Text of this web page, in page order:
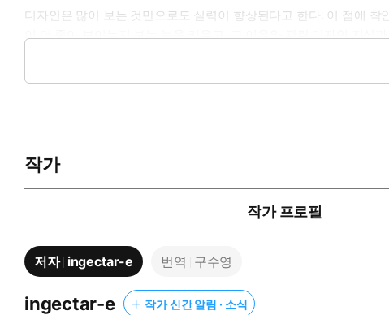
디자인은 많이 보는 것만으로도 실력이 향상된다고 한다. 이 점에
이 더 좋아 보이는지 보는 눈을 키우고, 그 이유와 관련 디자인 지식
것마저 제대로 반영하지 않아 ‘그저 그런 디자인’이 되는 경우가 많
는 것과 막연하게 디자인하는 것은 그 결과에서 확연하게 차이가
작가
작가 프로필
저자 ingectar-e 번역 구수영
ingectar-e 작가 신간 알림 · 소식